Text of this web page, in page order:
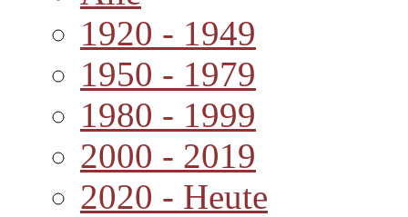
1920 - 1949
1950 - 1979
1980 - 1999
2000 - 2019
2020 - Heute